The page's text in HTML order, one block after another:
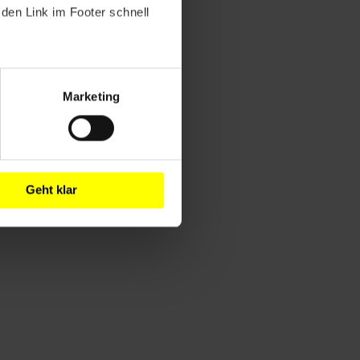
Link im Footer schnell
Marketing
Geht klar